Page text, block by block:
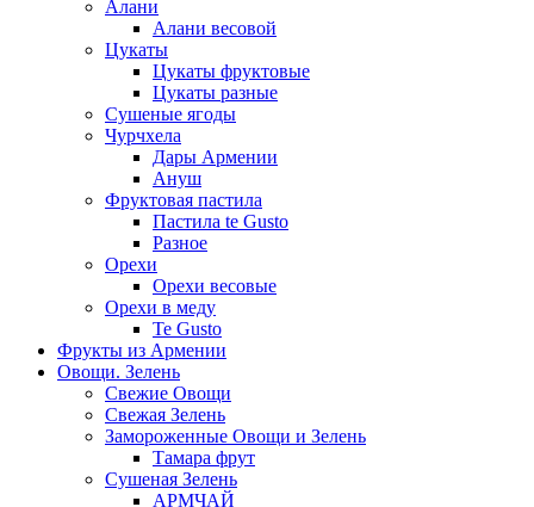
Алани
Алани весовой
Цукаты
Цукаты фруктовые
Цукаты разные
Сушеные ягоды
Чурчхела
Дары Армении
Ануш
Фруктовая пастила
Пастила te Gusto
Разное
Орехи
Орехи весовые
Орехи в меду
Te Gusto
Фрукты из Армении
Овощи. Зелень
Свежие Овощи
Свежая Зелень
Замороженные Овощи и Зелень
Тамара фрут
Сушеная Зелень
АРМЧАЙ